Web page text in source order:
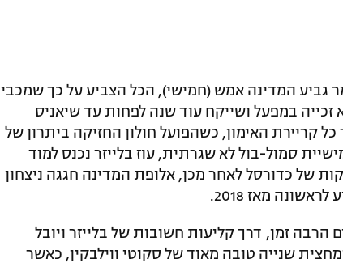
חצי גמר גביע המדינה אמש (חמישי), הכל הצביע על כך שמכבי
זכייה במפעל ושייקח עוד שנה לפחות עד שיאניס
קריירת האימון, כשהפועל חולון החזיקה ביתרון של
סמול-בול לא שגרתית, עוז בלייזר נכנס למוד
מאז 2018.
זמן, דרך קליעות חשובות של בלייזר ויובל
שנייה טובה מאוד של סקוטי ווילבקין, כאשר